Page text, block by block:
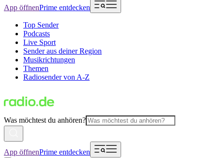
App öffnenPrime entdecken
Top Sender
Podcasts
Live Sport
Sender aus deiner Region
Musikrichtungen
Themen
Radiosender von A-Z
Was möchtest du anhören?
App öffnenPrime entdecken